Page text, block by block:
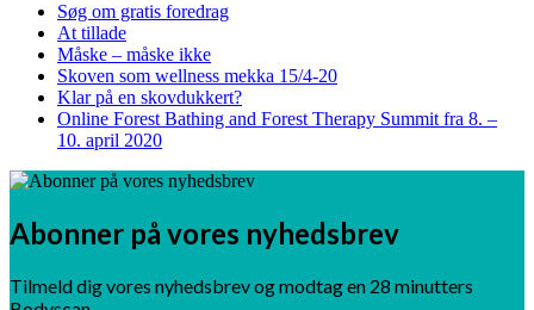
Søg om gratis foredrag
At tillade
Måske – måske ikke
Skoven som wellness mekka 15/4-20
Klar på en skovdukkert?
Online Forest Bathing and Forest Therapy Summit fra 8. –
10. april 2020
Abonner på vores nyhedsbrev
Tilmeld dig vores nyhedsbrev og modtag en 28 minutters